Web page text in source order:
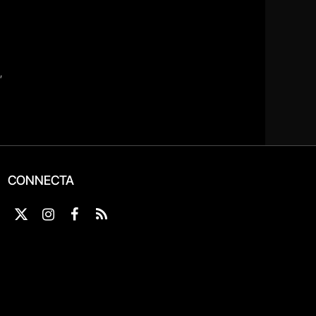
CONNECTA
X
Instagram
Facebook
RSS